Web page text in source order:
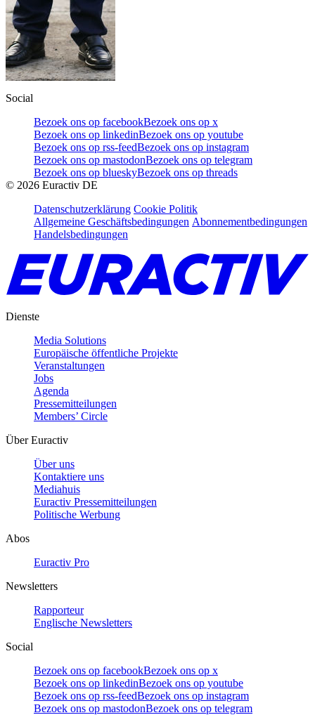
Social
Bezoek ons op facebookBezoek ons op x
Bezoek ons op linkedinBezoek ons op youtube
Bezoek ons op rss-feedBezoek ons op instagram
Bezoek ons op mastodonBezoek ons op telegram
Bezoek ons op blueskyBezoek ons op threads
© 2026 Euractiv DE
Datenschutzerklärung Cookie Politik
Allgemeine Geschäftsbedingungen Abonnementbedingungen
Handelsbedingungen
Dienste
Media Solutions
Europäische öffentliche Projekte
Veranstaltungen
Jobs
Agenda
Pressemitteilungen
Members’ Circle
Über Euractiv
Über uns
Kontaktiere uns
Mediahuis
Euractiv Pressemitteilungen
Politische Werbung
Abos
Euractiv Pro
Newsletters
Rapporteur
Englische Newsletters
Social
Bezoek ons op facebookBezoek ons op x
Bezoek ons op linkedinBezoek ons op youtube
Bezoek ons op rss-feedBezoek ons op instagram
Bezoek ons op mastodonBezoek ons op telegram